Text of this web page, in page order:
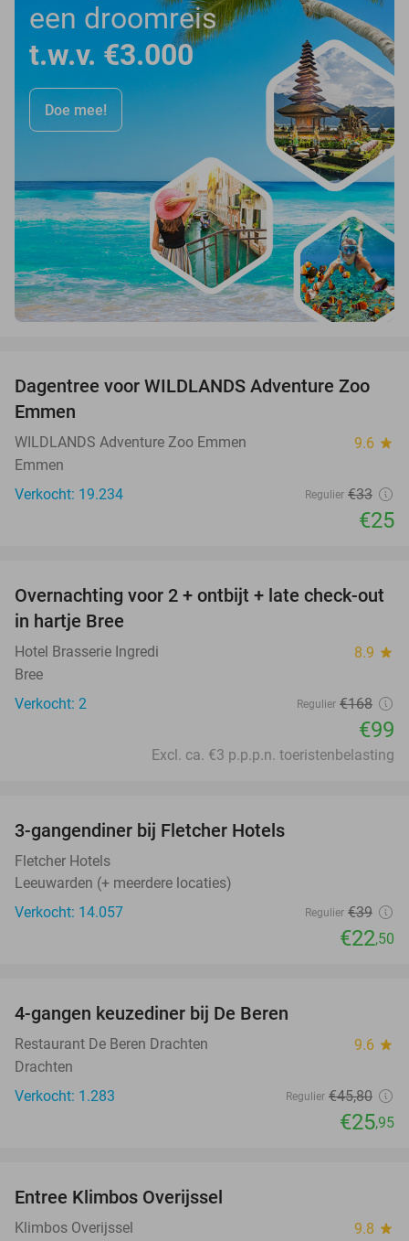
een droomreis
t.w.v. €3.000
Doe mee!
24%
Dagentree voor WILDLANDS Adventure Zoo
Emmen
WILDLANDS Adventure Zoo Emmen 9.6 star
Emmen
Verkocht: 19.234
Regulier €33
€25
41%
TODAY
Overnachting voor 2 + ontbijt + late check-out
in hartje Bree
Hotel Brasserie Ingredi 8.9 star
Bree
Verkocht: 2
Regulier €168
€99
Excl. ca. €3 p.p.p.n. toeristenbelasting
3-gangendiner bij Fletcher Hotels
Fletcher Hotels
Leeuwarden (+ meerdere locaties)
Verkocht: 14.057
Regulier €39
€22,50
4-gangen keuzediner bij De Beren
Restaurant De Beren Drachten 9.6 star
Drachten
Verkocht: 1.283
Regulier €45,80
€25,95
Entree Klimbos Overijssel
Klimbos Overijssel 9.8 star